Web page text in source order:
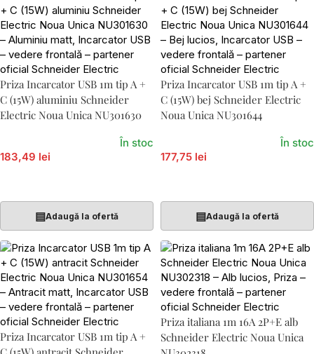
Priza Incarcator USB 1m tip A +
C (15W) aluminiu Schneider
Electric Noua Unica NU301630
183,49 lei
În stoc
▤Adaugă la ofertă
Priza Incarcator USB 1m tip A +
C (15W) bej Schneider Electric
Noua Unica NU301644
177,75 lei
În stoc
▤Adaugă la ofertă
Priza Incarcator USB 1m tip A +
Priza italiana 1m 16A 2P+E alb
Schneider Electric Noua Unica